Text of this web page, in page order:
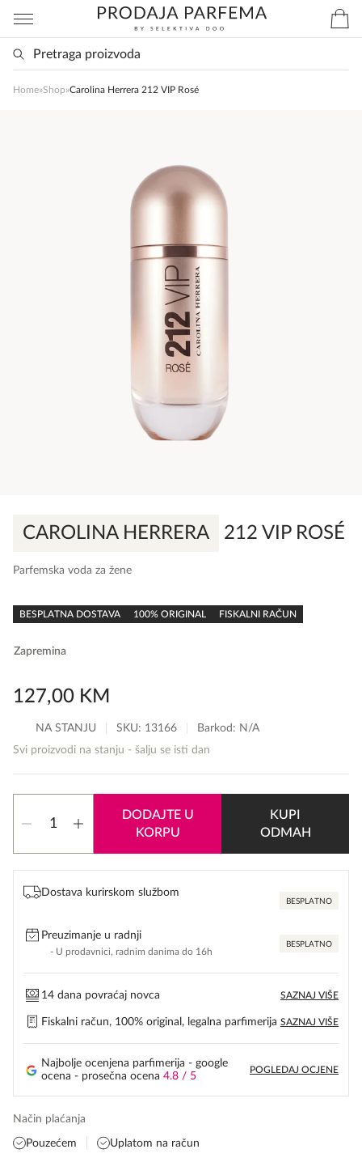
Home»Shop»Carolina Herrera 212 VIP Rosé
CAROLINA HERRERA 212 VIP ROSÉ
Parfemska voda za žene
rating
BESPLATNA DOSTAVA 100% ORIGINAL FISKALNI RAČUN
Zapremina
127,00 KM
NA STANJU SKU: 13166
Barkod: N/A
Svi proizvodi na stanju - šalju se isti dan
Herrera
VIP
Rosé
količina
DODAJTE U
KORPU
KUPI
ODMAH
Dostava kurirskom službom
BESPLATNO
Preuzimanje u radnji
- U prodavnici, radnim danima do 16h
BESPLATNO
14 dana povraćaj novca SAZNAJ VIŠE
Fiskalni račun, 100% original, legalna parfimerija SAZNAJ VIŠE
Najbolje ocenjena parfimerija - google
ocena - prosečna ocena 4.8 / 5
POGLEDAJ OCJENE
Način plaćanja
Pouzećem Uplatom na račun